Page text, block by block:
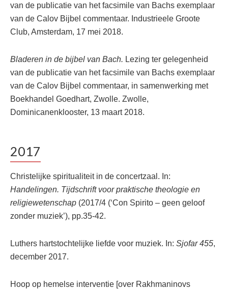
van de publicatie van het facsimile van Bachs exemplaar
van de Calov Bijbel commentaar. Industrieele Groote
Club, Amsterdam, 17 mei 2018.
Bladeren in de bijbel van Bach. Lezing ter gelegenheid
van de publicatie van het facsimile van Bachs exemplaar
van de Calov Bijbel commentaar, in samenwerking met
Boekhandel Goedhart, Zwolle. Zwolle,
Dominicanenklooster, 13 maart 2018.
2017
Christelijke spiritualiteit in de concertzaal. In:
Handelingen. Tijdschrift voor praktische theologie en
religiewetenschap (2017/4 (‘Con Spirito – geen geloof
zonder muziek’), pp.35-42.
Luthers hartstochtelijke liefde voor muziek. In: Sjofar 455,
december 2017.
Hoop op hemelse interventie [over Rakhmaninovs